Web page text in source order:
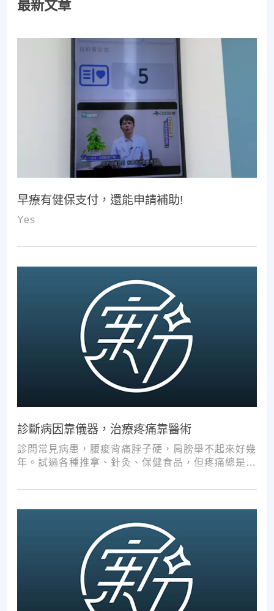
最新文章
早療有健保支付，還能申請補助!
Yes
診斷病因靠儀器，治療疼痛靠醫術
診間常見病患，腰痠背痛脖子硬，肩膀舉不起來好幾
年。試過各種推拿、針灸、保健食品，但疼痛總是時